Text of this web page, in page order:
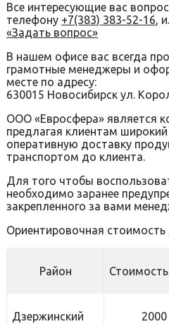
Все интересующие вас
телефону +7(383) 383-52-16,
«Задать вопрос»
В нашем офисе вас всегда
грамотные менеджеры и
месте по адресу:
630015 Новосибирск ул.
ООО «Евросфера» является
предлагая клиентам
оперативную доставку
транспортом до клиента.
Для того чтобы
необходимо заранее
закрепленного за вами
Ориентировочная стоимость
Район
Дзержинский 2000